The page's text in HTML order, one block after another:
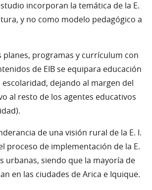
incorporan la temática de la E.
y no como modelo pedagógico a
planes, programas y currículum con
de EIB se equipara educación
dejando al margen del
al resto de los agentes educativos
de una visión rural de la E. I.
proceso de implementación de la E.
urbanas, siendo que la mayoría de
en las ciudades de Arica e Iquique.